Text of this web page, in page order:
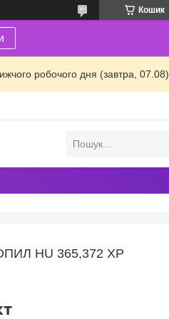
Кошик
робочого дня (завтра, 07.08).
HU 365,372 XP